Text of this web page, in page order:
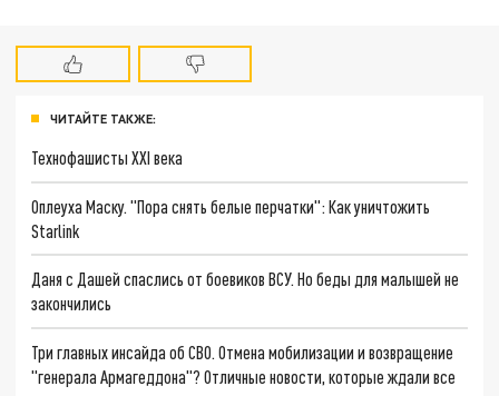
ЧИТАЙТЕ ТАКЖЕ:
Технофашисты XXI века
Оплеуха Маску. "Пора снять белые перчатки": Как уничтожить
Starlink
Даня с Дашей спаслись от боевиков ВСУ. Но беды для малышей не
закончились
Три главных инсайда об СВО. Отмена мобилизации и возвращение
"генерала Армагеддона"? Отличные новости, которые ждали все